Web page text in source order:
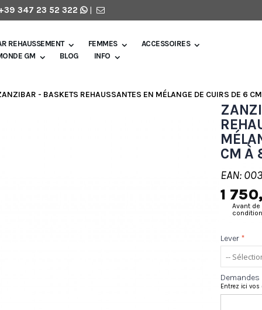
347 23 52 322 |
REHAUSSEMENT FEMMES
ACCESSOIRES
GM BLOG INFO
- BASKETS REHAUSSANTES EN MÉLANGE DE CUIRS DE 6
CM À
EAN:
1
Avant
Lever *
Entrez ici